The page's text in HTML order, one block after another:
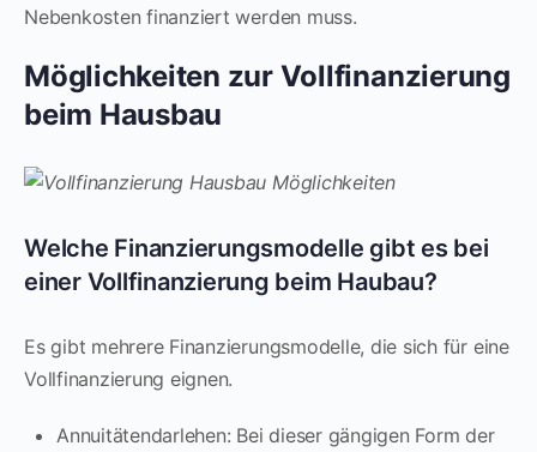
Nebenkosten finanziert werden muss.
Möglichkeiten zur Vollfinanzierung
beim Hausbau
Welche Finanzierungsmodelle gibt es bei
einer Vollfinanzierung beim Haubau?
Es gibt mehrere Finanzierungsmodelle, die sich für eine
Vollfinanzierung eignen.
Annuitätendarlehen: Bei dieser gängigen Form der